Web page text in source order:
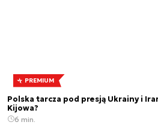
PREMIUM
Polska tarcza pod presją Ukrainy i
Kijowa?
6 min.